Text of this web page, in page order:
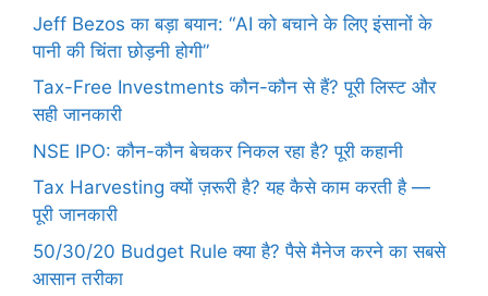
Jeff Bezos का बड़ा बयान: “AI को बचाने के लिए इंसानों के
पानी की चिंता छोड़नी होगी”
Tax-Free Investments कौन-कौन से हैं? पूरी लिस्ट और
सही जानकारी
NSE IPO: कौन-कौन बेचकर निकल रहा है? पूरी कहानी
Tax Harvesting क्यों ज़रूरी है? यह कैसे काम करती है —
पूरी जानकारी
50/30/20 Budget Rule क्या है? पैसे मैनेज करने का सबसे
आसान तरीका